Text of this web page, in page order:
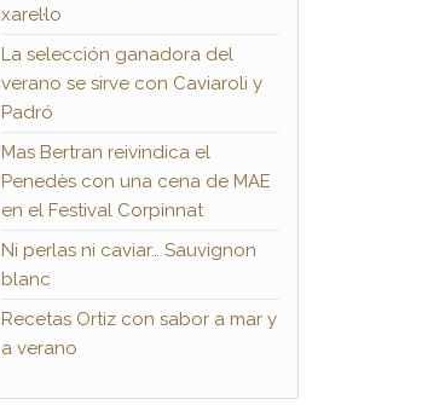
xarel·lo
La selección ganadora del
verano se sirve con Caviaroli y
Padró
Mas Bertran reivindica el
Penedès con una cena de MAE
en el Festival Corpinnat
Ni perlas ni caviar… Sauvignon
blanc
Recetas Ortiz con sabor a mar y
a verano